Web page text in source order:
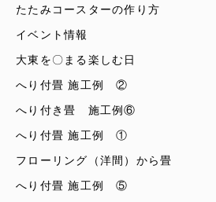
たたみコースターの作り方
イベント情報
大東を〇まる楽しむ日
へり付畳 施工例 ②
へり付き畳 施工例⑥
へり付畳 施工例 ①
フローリング（洋間）から畳
へり付畳 施工例 ⑤